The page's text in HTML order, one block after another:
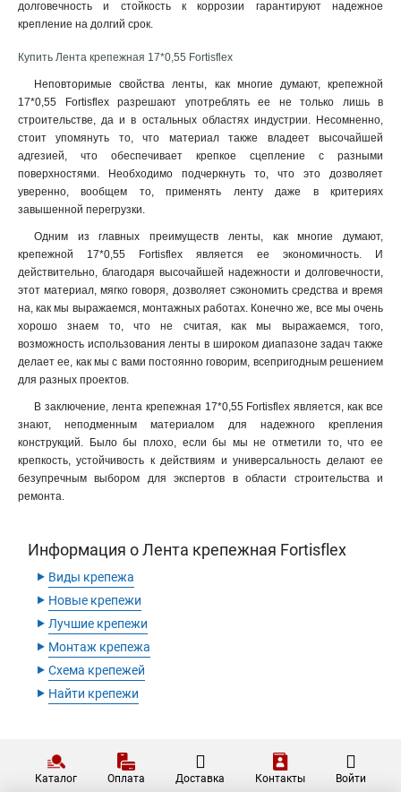
долговечность и стойкость к коррозии гарантируют надежное
крепление на долгий срок.
Купить Лента крепежная 17*0,55 Fortisflex
Неповторимые свойства ленты, как многие думают, крепежной
17*0,55 Fortisflex разрешают употреблять ее не только лишь в
строительстве, да и в остальных областях индустрии. Несомненно,
стоит упомянуть то, что материал также владеет высочайшей
адгезией, что обеспечивает крепкое сцепление с разными
поверхностями. Необходимо подчеркнуть то, что это дозволяет
уверенно, вообщем то, применять ленту даже в критериях
завышенной перегрузки.
Одним из главных преимуществ ленты, как многие думают,
крепежной 17*0,55 Fortisflex является ее экономичность. И
действительно, благодаря высочайшей надежности и долговечности,
этот материал, мягко говоря, дозволяет сэкономить средства и время
на, как мы выражаемся, монтажных работах. Конечно же, все мы очень
хорошо знаем то, что не считая, как мы выражаемся, того,
возможность использования ленты в широком диапазоне задач также
делает ее, как мы с вами постоянно говорим, всепригодным решением
для разных проектов.
В заключение, лента крепежная 17*0,55 Fortisflex является, как все
знают, неподменным материалом для надежного крепления
конструкций. Было бы плохо, если бы мы не отметили то, что ее
крепкость, устойчивость к действиям и универсальность делают ее
безупречным выбором для экспертов в области строительства и
ремонта.
Информация о Лента крепежная Fortisflex
‣ Виды крепежа
‣ Новые крепежи
‣ Лучшие крепежи
‣ Монтаж крепежа
‣ Схема крепежей
‣ Найти крепежи
Каталог Оплата Доставка Контакты Войти